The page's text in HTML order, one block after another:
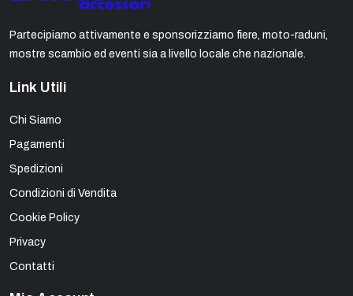
Partecipiamo attivamente e sponsorizziamo fiere, moto-raduni,
mostre scambio ed eventi sia a livello locale che nazionale.
Link Utili
Chi Siamo
Pagamenti
Spedizioni
Condizioni di Vendita
Cookie Policy
Privacy
Contatti